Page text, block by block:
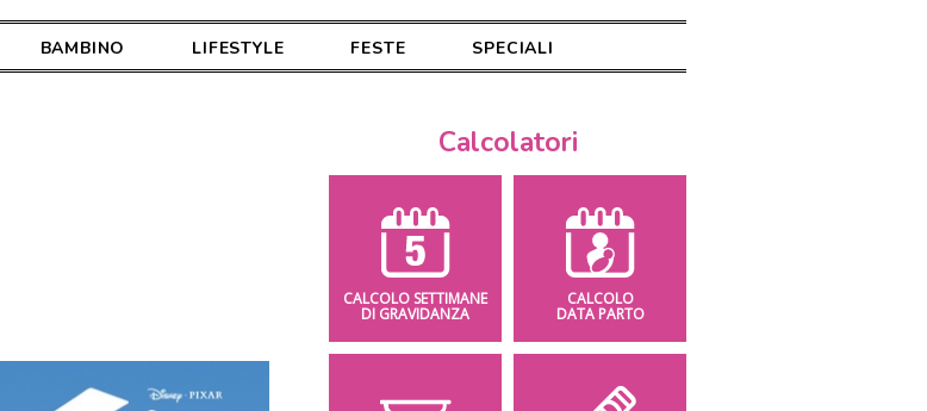
BAMBINO LIFESTYLE FESTE SPECIALI
Calcolatori
CALCOLO SETTIMANE
DI GRAVIDANZA
CALCOLO
DATA PARTO